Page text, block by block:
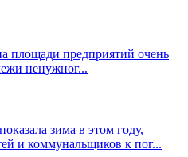
площади предприятий очень
ненужног...
зима в этом году,
и коммунальщиков к пог...